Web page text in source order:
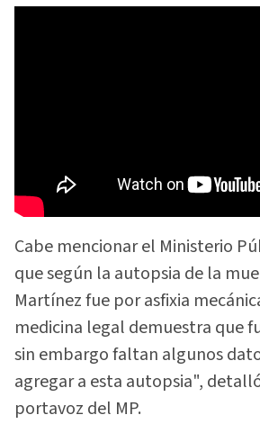
Cabe mencionar el Ministerio
que según la autopsia de la
Martínez fue por asfixia
medicina legal demuestra que
sin embargo faltan algunos
agregar a esta autopsia",
portavoz del MP.